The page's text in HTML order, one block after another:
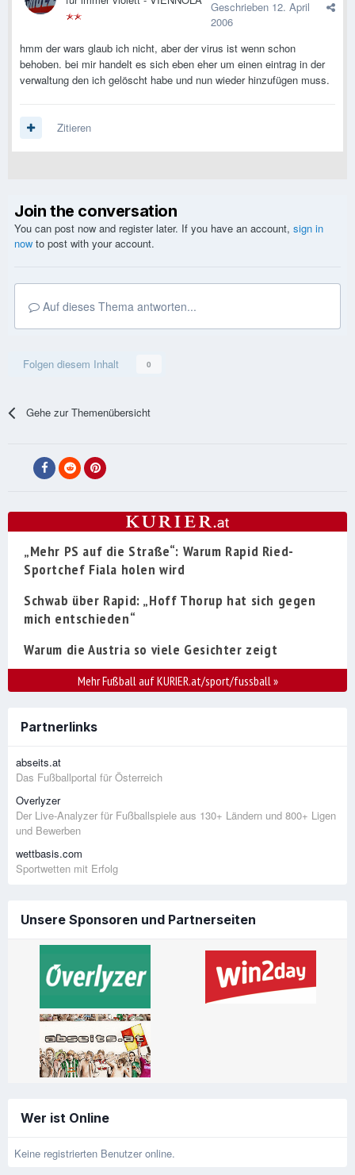
Geschrieben 12. April
2006
hmm der wars glaub ich nicht, aber der virus ist wenn schon
behoben. bei mir handelt es sich eben eher um einen eintrag in der
verwaltung den ich gelöscht habe und nun wieder hinzufügen muss.
Zitieren
Join the conversation
You can post now and register later. If you have an account, sign in
now to post with your account.
Auf dieses Thema antworten...
Folgen diesem Inhalt 0
Gehe zur Themenübersicht
„Mehr PS auf die Straße“: Warum Rapid Ried-
Sportchef Fiala holen wird
Schwab über Rapid: „Hoff Thorup hat sich gegen
mich entschieden“
Warum die Austria so viele Gesichter zeigt
Mehr Fußball auf KURIER.at/sport/fussball»
Partnerlinks
abseits.at
Das Fußballportal für Österreich
Overlyzer
Der Live-Analyzer für Fußballspiele aus 130+ Ländern und 800+ Ligen
und Bewerben
wettbasis.com
Sportwetten mit Erfolg
Unsere Sponsoren und Partnerseiten
Wer ist Online
Keine registrierten Benutzer online.